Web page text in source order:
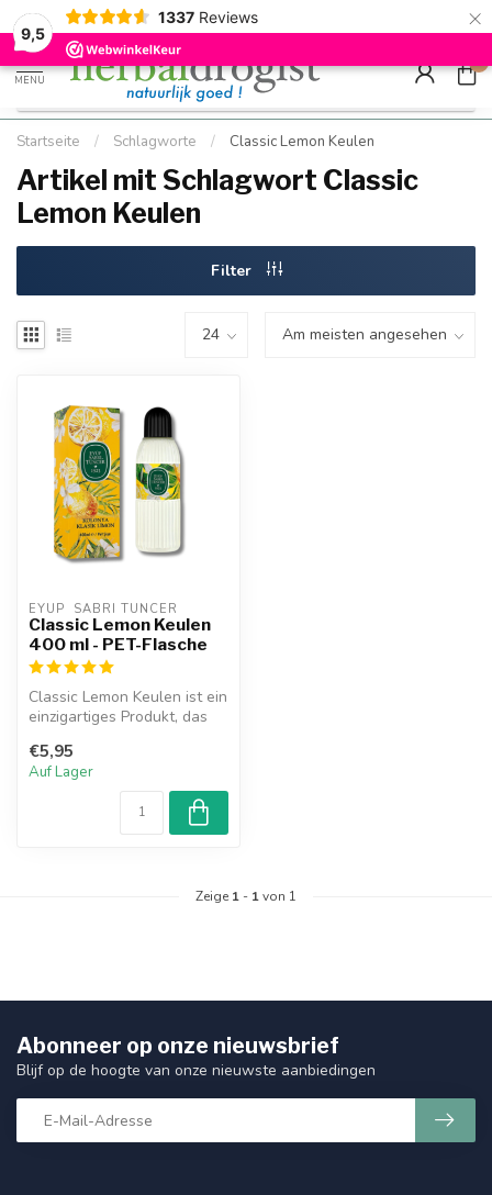
9,5
1337 Reviews ×
Kostenloser DE-Versand ab Mindestbestellwert |
Schnell geliefert
Minimum
Hızlı
MENU
0
Startseite / Schlagworte / Classic Lemon Keulen
Artikel mit Schlagwort Classic
Lemon Keulen
Filter
EYUP  SABRI TUNCER
Classic Lemon Keulen
400 ml - PET-Flasche
Classic Lemon Keulen ist ein
einzigartiges Produkt, das
€5,95
Auf Lager
Zeige 1 - 1von 1
Abonneer op onze nieuwsbrief
Blijf op de hoogte van onze nieuwste aanbiedingen